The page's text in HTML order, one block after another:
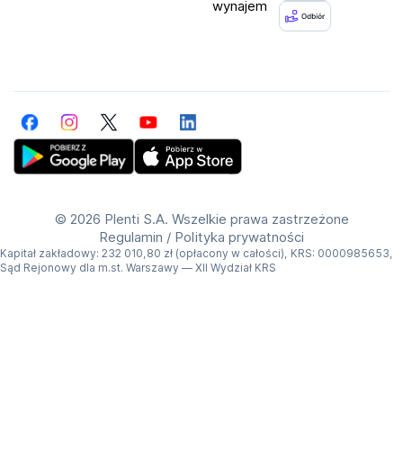
wynajem
FacebookInstagramTwitterYouTubeLinkedIn
© 2026 Plenti S.A. Wszelkie prawa zastrzeżone
Regulamin / Polityka prywatności
Kapitał zakładowy: 232 010,80 zł (opłacony w całości), KRS: 0000985653,
Sąd Rejonowy dla m.st. Warszawy — XII Wydział KRS